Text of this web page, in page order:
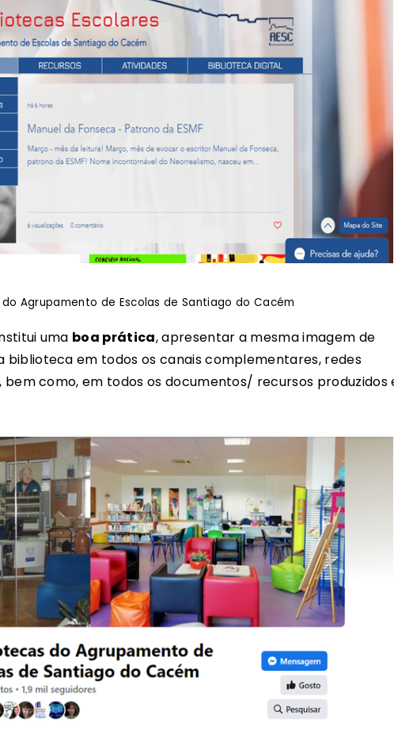
Agrupamento de Escolas de Santiago do Cacém
uma boa prática, apresentar a mesma imagem de
biblioteca em todos os canais complementares, redes
como, em todos os documentos/ recursos produzidos